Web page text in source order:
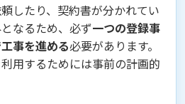
したり、契約書が分かれてい
なるため、必ず一つの登録事
事を進める必要があります。
用するためには事前の計画的